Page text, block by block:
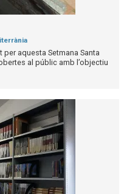
aquesta Setmana Santa
al públic amb l’objectiu